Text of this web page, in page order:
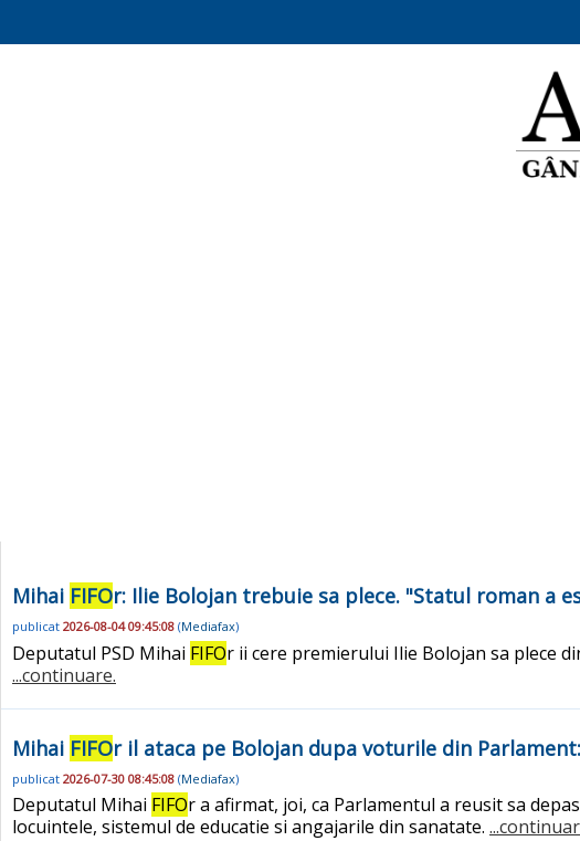
Mihai FIFOr: Ilie Bolojan trebuie sa plece. "Statul roman a
publicat 2026-08-04 09:45:08 (Mediafax)
Deputatul PSD Mihai FIFOr ii cere premierului Ilie Bolojan sa plece
...continuare.
Mihai FIFOr il ataca pe Bolojan dupa voturile din
publicat 2026-07-30 08:45:08 (Mediafax)
Deputatul Mihai FIFOr a afirmat, joi, ca Parlamentul a reusit sa
locuintele, sistemul de educatie si angajarile din sanatate.